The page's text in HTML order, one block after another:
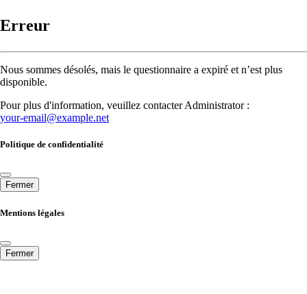
Erreur
Nous sommes désolés, mais le questionnaire a expiré et n’est plus
disponible.
Pour plus d'information, veuillez contacter Administrator :
your-email@example.net
Politique de confidentialité
Fermer
Mentions légales
Fermer